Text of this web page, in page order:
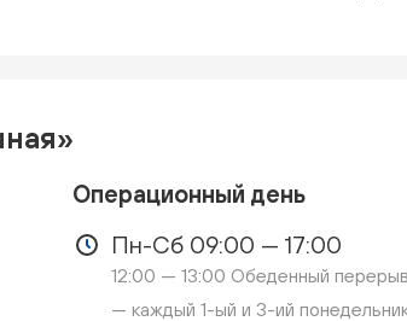
Операционный день
Пн-Сб 09:00 — 17:00
12:00 — 13:00 Обеденный перерыв
— каждый 1-ый и 3-ий